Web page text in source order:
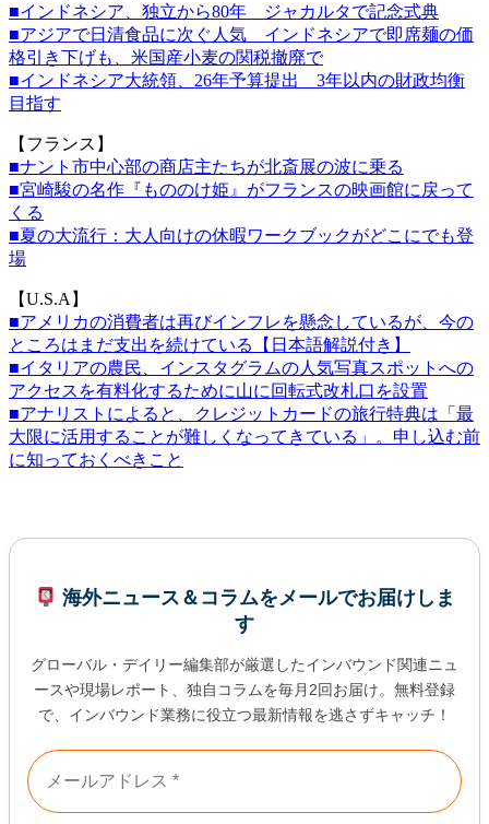
■インドネシア、独立から80年 ジャカルタで記念式典
■アジアで日清食品に次ぐ人気 インドネシアで即席麺の価
格引き下げも、米国産小麦の関税撤廃で
■インドネシア大統領、26年予算提出 3年以内の財政均衡
目指す
【フランス】
■ナント市中心部の商店主たちが北斎展の波に乗る
■宮崎駿の名作『もののけ姫』がフランスの映画館に戻って
くる
■夏の大流行：大人向けの休暇ワークブックがどこにでも登
場
【U.S.A】
■アメリカの消費者は再びインフレを懸念しているが、今の
ところはまだ支出を続けている【日本語解説付き】
■イタリアの農民、インスタグラムの人気写真スポットへの
アクセスを有料化するために山に回転式改札口を設置
■アナリストによると、クレジットカードの旅行特典は「最
大限に活用することが難しくなってきている」。申し込む前
に知っておく べきこと
海外ニュース＆コラムをメールでお届けしま
す
グローバル・デイリー編集部が厳選したインバウンド関連ニュ
ースや現場レポート、独自コラムを毎月2回お届け。無料登録
で、インバウンド業務に役立つ最新情報を逃さずキャッチ！